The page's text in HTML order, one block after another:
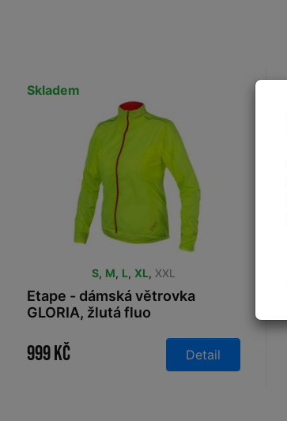
Skladem
S, M, L, XL, XXL
Etape - dámská větrovka
GLORIA, žlutá fluo
999 Kč Detail